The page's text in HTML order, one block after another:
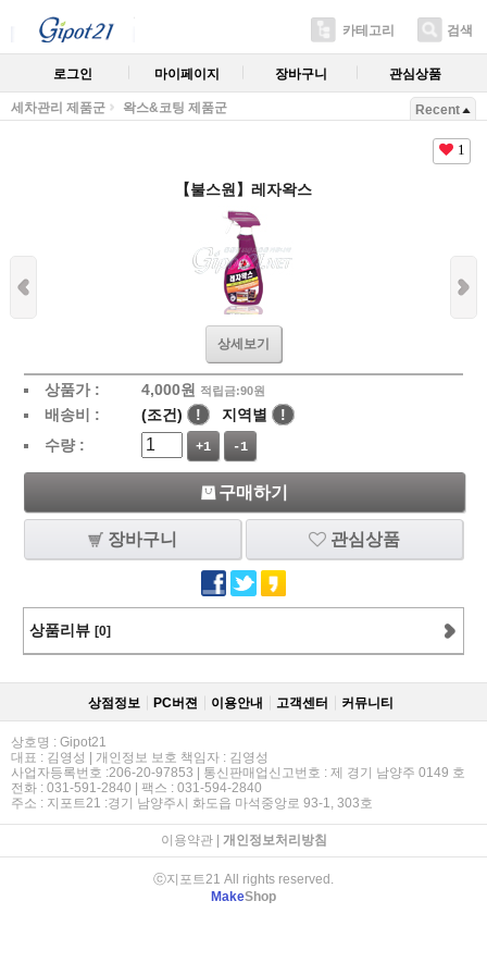
카테고리 검색
로그인 마이페이지 장바구니 관심상품
세차관리 제품군 왁스&코팅 제품군 Recent
1
【불스원】레자왁스
상세보기
상품가 : 4,000원 적립금:90원
배송비 : (조건) ! 지역별
!
수량 :
+1 -1
구매하기
장바구니 관심상품
상품리뷰 [0]
상점정보 PC버젼 이용안내 고객센터 커뮤니티
상호명 : Gipot21
대표 : 김영성 | 개인정보 보호 책임자 : 김영성
사업자등록번호 :206-20-97853 | 통신판매업신고번호 : 제 경기 남양주 0149 호
전화 : 031-591-2840 | 팩스 : 031-594-2840
주소 : 지포트21 :경기 남양주시 화도읍 마석중앙로 93-1, 303호
이용약관| 개인정보처리방침
ⓒ지포트21 All rights reserved.
MakeShop